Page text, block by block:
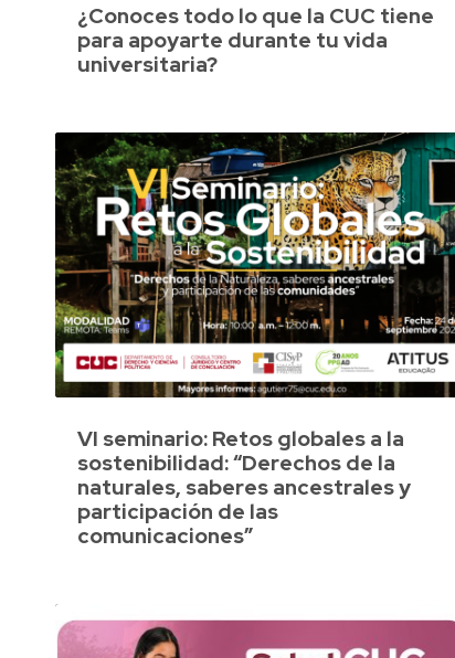
¿Conoces todo lo que la CUC tiene
para apoyarte durante tu vida
universitaria?
VI seminario: Retos globales a la
sostenibilidad: “Derechos de la
naturales, saberes ancestrales y
participación de las
comunicaciones”